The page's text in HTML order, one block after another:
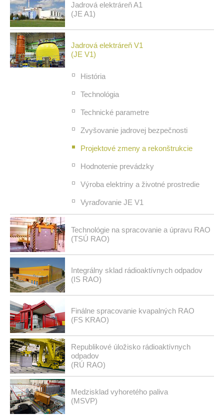
Jadrová elektráreň A1
(JE A1)
Jadrová elektráreň V1
(JE V1)
História
Technológia
Technické parametre
Zvyšovanie jadrovej bezpečnosti
Projektové zmeny a rekonštrukcie
Hodnotenie prevádzky
Výroba elektriny a životné prostredie
Vyraďovanie JE V1
Technológie na spracovanie a úpravu RAO
(TSÚ RAO)
Integrálny sklad rádioaktívnych odpadov
(IS RAO)
Finálne spracovanie kvapalných RAO
(FS KRAO)
Republikové úložisko rádioaktívnych
odpadov
(RÚ RAO)
Medzisklad vyhoretého paliva
(MSVP)